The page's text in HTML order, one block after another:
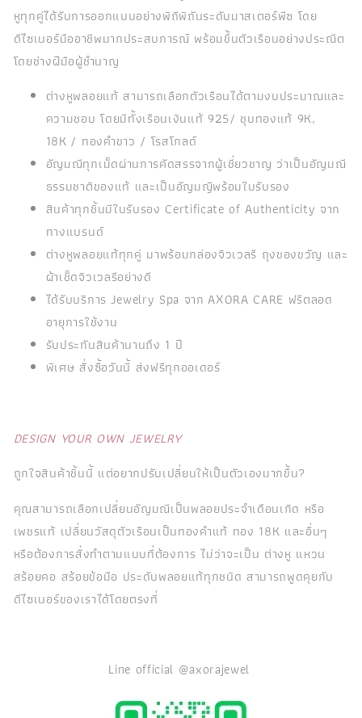
หูทุกคู่ได้รับการออกแบบอย่างพิถีพิถันระดับมาสเตอร์พีซ โดย
ดีไซเนอร์มืออาชีพมากประสบการณ์ พร้อมขึ้นตัวเรือนอย่างประณีต
โดยช่างฝีมือผู้ชำนาญ
ต่างหูพลอยแท้ สามารถเลือกตัวเรือนได้ตามงบประมาณและ
ความชอบ โดยมีทั้งเรือนเงินแท้ 925/ ชุบทองแท้ 9K,
18K / ทองคำขาว / โรสโกลด์
อัญมณีทุกเม็ดผ่านการคัดสรรจากผู้เชี่ยวชาญ ว่าเป็นอัญมณี
ธรรมชาติของแท้ และเป็นอัญมญีพร้อมใบรับรอง
สินค้าทุกชิ้นมีใบรับรอง Certificate of Authenticity จาก
ทางแบรนด์
ต่างหูพลอยแท้ทุกคู่ มาพร้อมกล่องจิวเวลรี ถุงของขวัญ และ
ผ้าเช็ดจิวเวลรีอย่างดี
ได้รับบริการ Jewelry Spa จาก AXORA CARE ฟรีตลอด
อายุการใช้งาน
รับประกันสินค้านานถึง 1 ปี
พิเศษ สั่งซื้อวันนี้ ส่งฟรีทุกออเดอร์
DESIGN YOUR OWN JEWELRY
ถูกใจสินค้าชิ้นนี้ แต่อยากปรับเปลี่ยนให้เป็นตัวเองมากขึ้น?
คุณสามารถเลือกเปลี่ยนอัญมณีเป็นพลอยประจำเดือนเกิด หรือ
เพชรแท้ เปลี่ยนวัสดุตัวเรือนเป็นทองคำแท้ ทอง 18K และอื่นๆ
หรือต้องการสั่งทำตามแบบที่ต้องการ ไม่ว่าจะเป็น ต่างหู แหวน
สร้อยคอ สร้อยข้อมือ ประดับพลอยแท้ทุกชนิด สามารถพูดคุยกับ
ดีไซเนอร์ของเราได้โดยตรงที่
Line official @axorajewel